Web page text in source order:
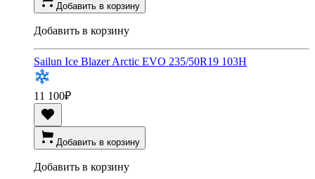
Добавить в корзину
Добавить в корзину
Sailun Ice Blazer Arctic EVO 235/50R19 103H
11 100₽
Добавить в корзину
Добавить в корзину